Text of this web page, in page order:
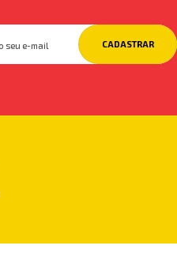
CADASTRAR